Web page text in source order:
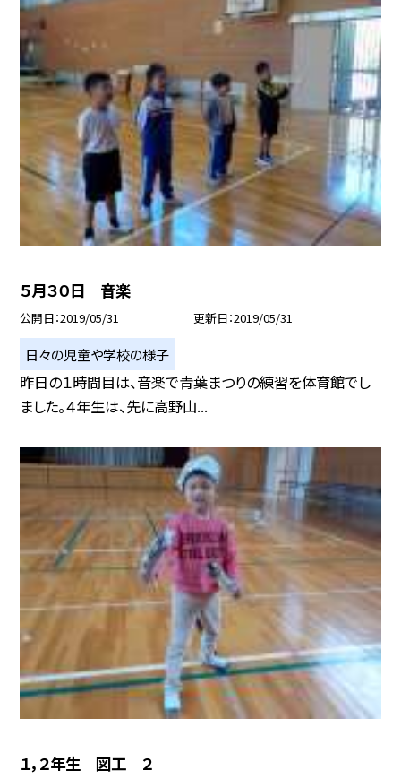
５月３０日 音楽
公開日 2019/05/31 更新日 2019/05/31
日々の児童や学校の様子
昨日の１時間目は、音楽で青葉まつりの練習を体育館でし
ました。４年生は、先に高野山...
１，２年生 図工 ２